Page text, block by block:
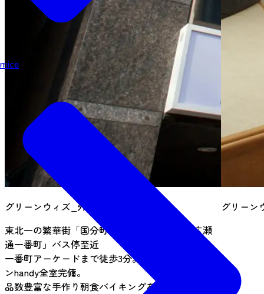
mice
グリーンウィズ_外観
グリーン
東北一の繁華街「国分町」入口、高速バス「広瀬
通一番町」バス停至近
一番町アーケードまで徒歩3分。無料スマートフォ
ンhandy全室完備。
品数豊富な手作り朝食バイキングあり。